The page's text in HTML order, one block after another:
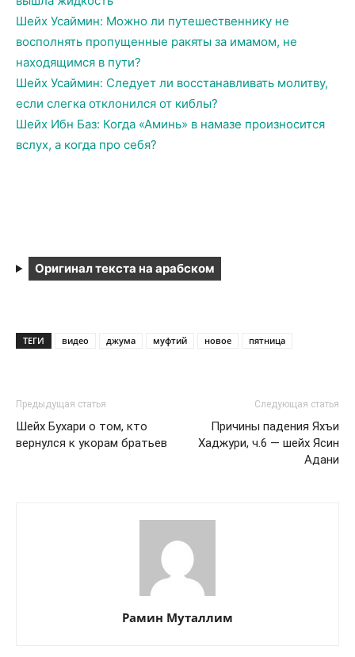
Шейх Усаймин: Можно ли путешественнику не
восполнять пропущенные ракяты за имамом, не
находящимся в пути?
Шейх Усаймин: Следует ли восстанавливать молитву,
если слегка отклонился от киблы?
Шейх Ибн Баз: Когда «Аминь» в намазе произносится
вслух, а когда про себя?
Оригинал текста на арабском
ТЕГИ видео джума муфтий новое пятница
Предыдущая статья
Шейх Бухари о том, кто
вернулся к укорам братьев
Следующая статья
Причины падения Яхъи
Хаджури, ч.6 — шейх Ясин
Адани
Рамин Муталлим